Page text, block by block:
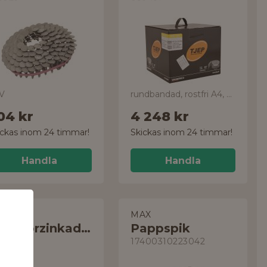
kr
inom 24 timmar!
Handla
rundbandad, rostfri A4, 15° PC
4 248 kr
Skickas inom 24 timmar!
Handla
Varmförzinkad Pappspik
MAX
Pappspik
17400310223042